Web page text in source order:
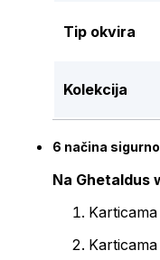
Tip okvira
Kolekcija
6 načina
Na Ghetaldus